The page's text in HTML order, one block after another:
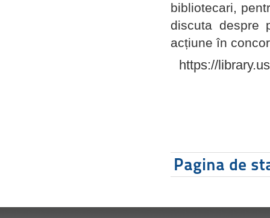
bibliotecari,
discuta despre
acțiune în
https://
Pagina de